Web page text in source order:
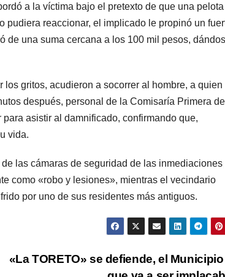
a la víctima bajo el pretexto de que una pelota
pudiera reaccionar, el implicado le propinó un
de una suma cercana a los 100 mil pesos,
gritos, acudieron a socorrer al hombre, a quien
después, personal de la Comisaría Primera de
asistir al damnificado, confirmando que,
vida.
las cámaras de seguridad de las inmediaciones
como «robo y lesiones», mientras el vecindario
por uno de sus residentes más antiguos.
«La TORETO» se defiende, el